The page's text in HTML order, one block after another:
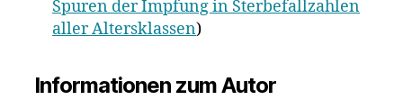
Spuren der Impfung in Sterbefallzahlen
aller Altersklassen)
Informationen zum Autor